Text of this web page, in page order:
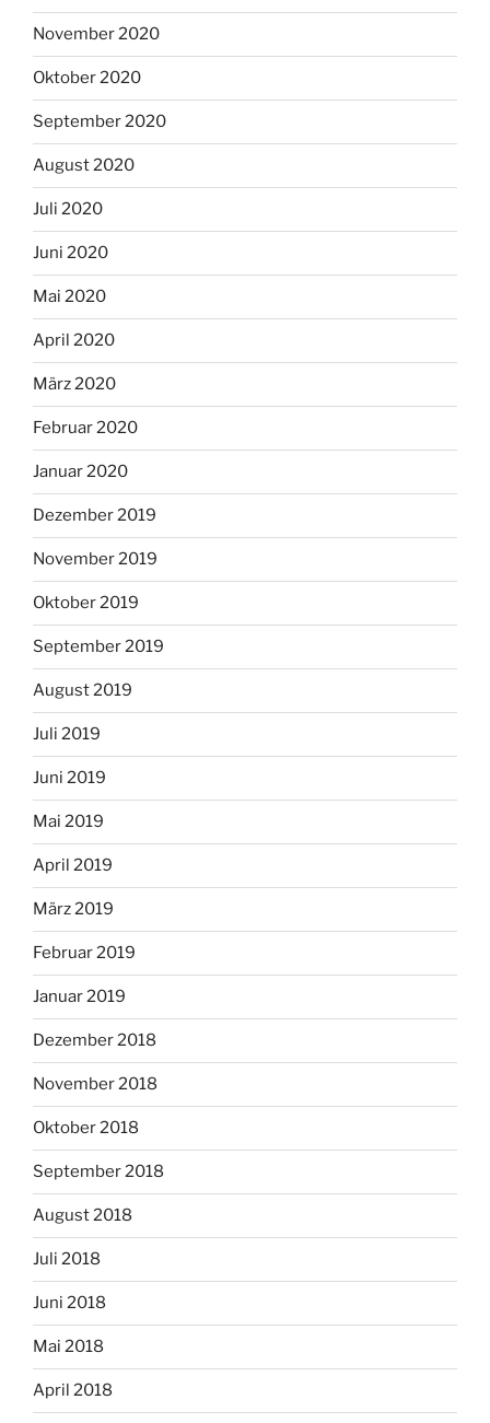
November 2020
Oktober 2020
September 2020
August 2020
Juli 2020
Juni 2020
Mai 2020
April 2020
März 2020
Februar 2020
Januar 2020
Dezember 2019
November 2019
Oktober 2019
September 2019
August 2019
Juli 2019
Juni 2019
Mai 2019
April 2019
März 2019
Februar 2019
Januar 2019
Dezember 2018
November 2018
Oktober 2018
September 2018
August 2018
Juli 2018
Juni 2018
Mai 2018
April 2018